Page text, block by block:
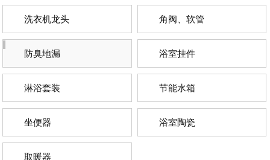
洗衣机龙头 角阀、软管
防臭地漏 浴室挂件
淋浴套装 节能水箱
坐便器 浴室陶瓷
取暖器